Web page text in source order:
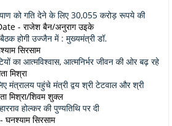
को गति देने के लिए 30,055 करोड़ रूपये की
- राजेश बैन/अनुराग उइके
होगी उज्जैन में : मुख्यमंत्री डॉ.
सिरसाम
का आत्मविश्वास, आत्मनिर्भर जीवन की ओर बढ़ रहे
मिश्रा
मंत्रालय पहुंचे मंत्री द्वय श्री टेटवाल और श्री
मिश्रा/शिवम शुक्ल
होल्कर की पुण्यतिथि पर दी
- घनश्याम सिरसाम